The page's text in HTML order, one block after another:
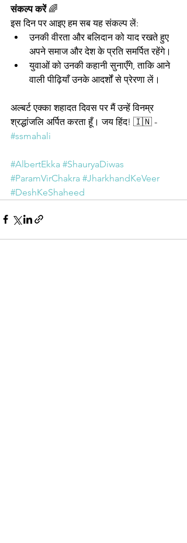
संकल्प करें 🌈
इस दिन पर आइए हम सब यह संकल्प लें:
उनकी वीरता और बलिदान को याद रखते हुए
अपने समाज और देश के प्रति समर्पित रहेंगे।
युवाओं को उनकी कहानी सुनाएँगे, ताकि आने
वाली पीढ़ियाँ उनके आदर्शों से प्रेरणा लें।
अल्बर्ट एक्का शहादत दिवस पर मैं उन्हें विनम्र
श्रद्धांजलि अर्पित करता हूँ। जय हिंद! 🇮🇳 -
#ssmahali
#AlbertEkka #ShauryaDiwas
#ParamVirChakra #JharkhandKeVeer
#DeshKeShaheed